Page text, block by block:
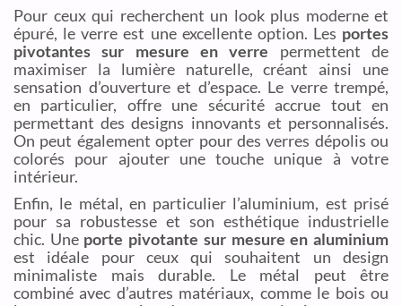
Pour ceux qui recherchent un look plus moderne et
épuré, le verre est une excellente option. Les portes
pivotantes sur mesure en verre permettent de
maximiser la lumière naturelle, créant ainsi une
sensation d’ouverture et d’espace. Le verre trempé,
en particulier, offre une sécurité accrue tout en
permettant des designs innovants et personnalisés.
On peut également opter pour des verres dépolis ou
colorés pour ajouter une touche unique à votre
intérieur.
Enfin, le métal, en particulier l’aluminium, est prisé
pour sa robustesse et son esthétique industrielle
chic. Une porte pivotante sur mesure en aluminium
est idéale pour ceux qui souhaitent un design
minimaliste mais durable. Le métal peut être
combiné avec d’autres matériaux, comme le bois ou